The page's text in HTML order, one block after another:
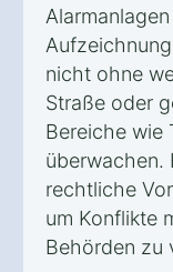
nicht ohne
Straße oder
Bereiche wie
überwachen.
rechtliche
um Konflikte
Behörden zu